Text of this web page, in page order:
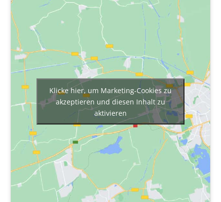
Klicke hier, um Marketing-Cookies zu
akzeptieren und diesen Inhalt zu
aktivieren